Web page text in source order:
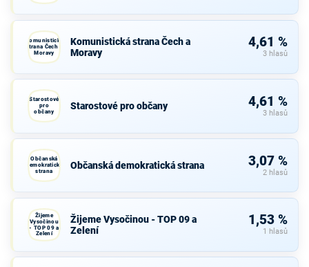
Komunistická
strana Čech a
Moravy
Komunistická strana Čech a
Moravy
4,61 %
3 hlasů
Starostové
pro
občany
Starostové pro občany 4,61 %
3 hlasů
Občanská
demokratická
strana
Občanská demokratická strana 3,07 %
2 hlasů
Žijeme
Vysočinou
- TOP 09 a
Zelení
Žijeme Vysočinou - TOP 09 a
Zelení
1,53 %
1 hlasů